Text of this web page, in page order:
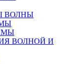
ВОЛНЫ
ВОЛНОЙ И